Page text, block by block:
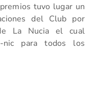
tuvo lugar un
del Club por
La Nucia el cual
nic para todos los